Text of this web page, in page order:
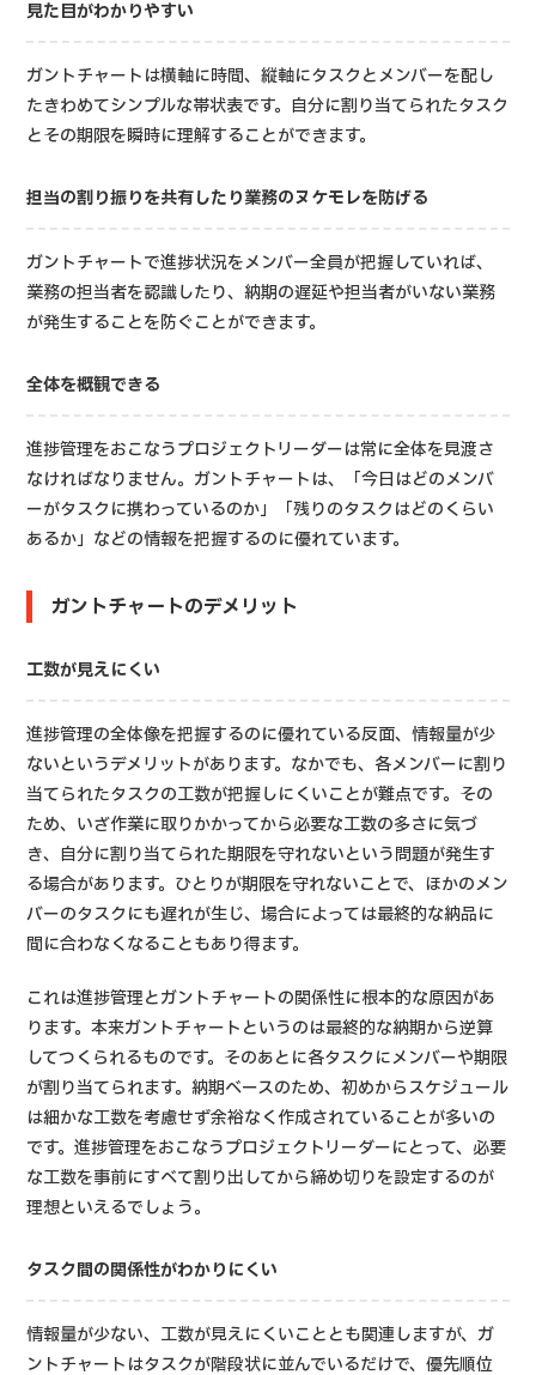
見た目がわかりやすい
ガントチャートは横軸に時間、縦軸にタスクとメンバーを配し
たきわめてシンプルな帯状表です。自分に割り当てられたタスク
とその期限を瞬時に理解することができます。
担当の割り振りを共有したり業務のヌケモレを防げる
ガントチャートで進捗状況をメンバー全員が把握していれば、
業務の担当者を認識したり、納期の遅延や担当者がいない業務
が発生することを防ぐことができます。
全体を概観できる
進捗管理をおこなうプロジェクトリーダーは常に全体を見渡さ
なければなりません。ガントチャートは、「今日はどのメンバ
ーがタスクに携わっているのか」「残りのタスクはどのくらい
あるか」などの情報を把握するのに優れています。
ガントチャートのデメリット
工数が見えにくい
進捗管理の全体像を把握するのに優れている反面、情報量が少
ないというデメリットがあります。なかでも、各メンバーに割り
当てられたタスクの工数が把握しにくいことが難点です。その
ため、いざ作業に取りかかってから必要な工数の多さに気づ
き、自分に割り当てられた期限を守れないという問題が発生す
る場合があります。ひとりが期限を守れないことで、ほかのメン
バーのタスクにも遅れが生じ、場合によっては最終的な納品に
間に合わなくなることもあり得ます。
これは進捗管理とガントチャートの関係性に根本的な原因があ
ります。本来ガントチャートというのは最終的な納期から逆算
してつくられるものです。そのあとに各タスクにメンバーや期限
が割り当てられます。納期ベースのため、初めからスケジュール
は細かな工数を考慮せず余裕なく作成されていることが多いの
です。進捗管理をおこなうプロジェクトリーダーにとって、必要
な工数を事前にすべて割り出してから締め切りを設定するのが
理想といえるでしょう。
タスク間の関係性がわかりにくい
情報量が少ない、工数が見えにくいこととも関連しますが、ガ
ントチャートはタスクが階段状に並んでいるだけで、優先順位